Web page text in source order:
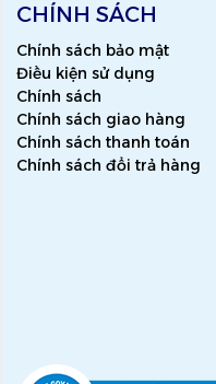
CHÍNH SÁCH
Chính sách bảo mật
Điều kiện sử dụng
Chính sách
Chính sách giao hàng
Chính sách thanh toán
Chính sách đổi trả hàng